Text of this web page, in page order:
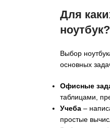
Для
ноутбук?
Выбор
основных
Офисные
таблицами,
Учеба –
простые